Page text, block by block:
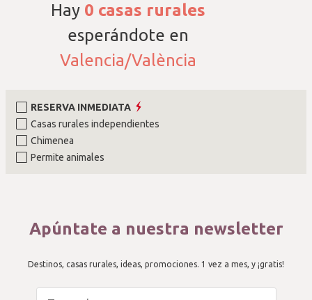
Hay 0 casas rurales
esperándote en
Valencia/València
RESERVA INMEDIATA
Casas rurales independientes
Chimenea
Permite animales
Apúntate a nuestra newsletter
Destinos, casas rurales, ideas, promociones. 1 vez a mes, y ¡gratis!